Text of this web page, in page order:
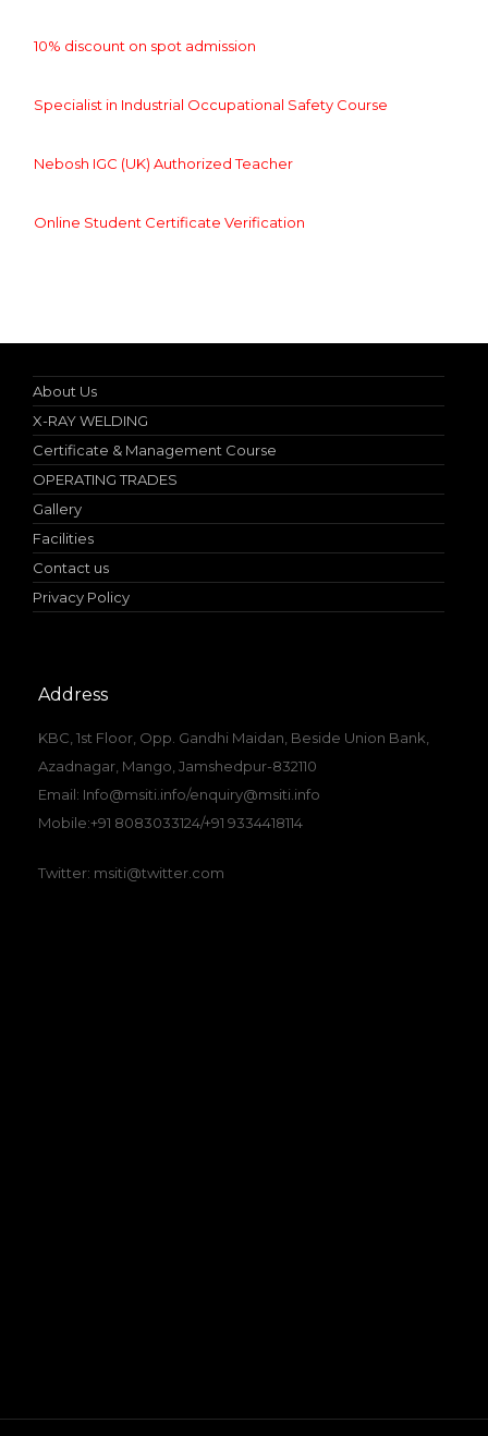
10% discount on spot admission
Specialist in Industrial Occupational Safety Course
Nebosh IGC (UK) Authorized Teacher
Online Student Certificate Verification
About Us
X-RAY WELDING
Certificate & Management Course
OPERATING TRADES
Gallery
Facilities
Contact us
Privacy Policy
Address
KBC, 1st Floor, Opp. Gandhi Maidan, Beside Union Bank,
Azadnagar, Mango, Jamshedpur-832110
Email: Info@msiti.info/enquiry@msiti.info
Mobile:+91 8083033124/+91 9334418114
Twitter: msiti@twitter.com